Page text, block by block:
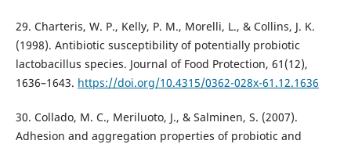
29. Charteris, W. P., Kelly, P. M., Morelli, L., & Collins, J. K.
(1998). Antibiotic susceptibility of potentially probiotic
lactobacillus species. Journal of Food Protection, 61(12),
1636–1643. https://doi.org/10.4315/0362-028x-61.12.1636
30. Collado, M. C., Meriluoto, J., & Salminen, S. (2007).
Adhesion and aggregation properties of probiotic and